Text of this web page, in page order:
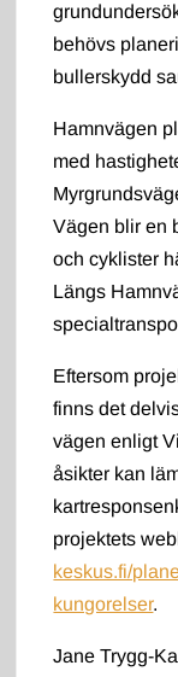
behövs
bullerskydd
Hamnvägen
med
Vägen blir en
och cyklister
Längs
Eftersom
finns det
vägen enligt
åsikter kan
projektets
keskus.fi/
kungorelser.
Jane Trygg-